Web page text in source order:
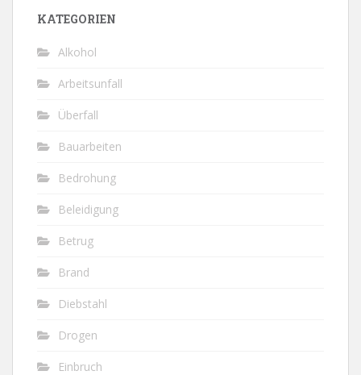
KATEGORIEN
Alkohol
Arbeitsunfall
Überfall
Bauarbeiten
Bedrohung
Beleidigung
Betrug
Brand
Diebstahl
Drogen
Einbruch